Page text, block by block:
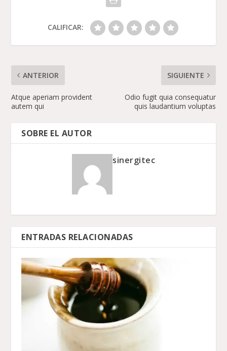
CALIFICAR:
ANTERIOR
Atque aperiam provident
autem qui
SIGUIENTE
Odio fugit quia consequatur
quis laudantium voluptas
SOBRE EL AUTOR
sinergitec
ENTRADAS RELACIONADAS